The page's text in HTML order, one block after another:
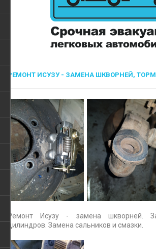
РЕМОНТ ИСУЗУ - ЗАМЕНА ШКВОРНЕЙ,
Ремонт Исузу - замена шкворней.
цилиндров. Замена сальников и смазки.